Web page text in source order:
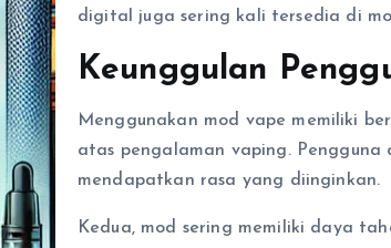
digital juga sering kali tersedia di
Keunggulan
Menggunakan mod vape memiliki
atas pengalaman vaping. Pengguna
mendapatkan rasa yang diinginkan.
Kedua, mod sering memiliki daya